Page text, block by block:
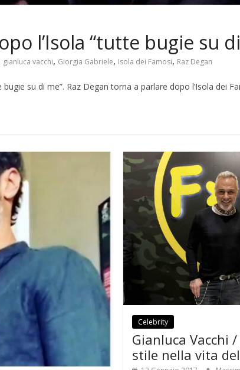
l’Isola “tutte bugie su
gianluca vacchi, Giorgia Gabriele, Isola dei Famosi, Raz Degan
bugie su di me”. Raz Degan torna a parlare dopo l’Isola dei
Celebrity
Gianluca Vacchi
stile nella vita